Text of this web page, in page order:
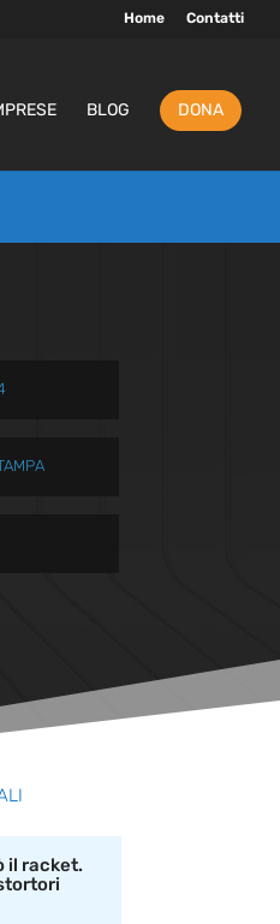
Home Contatti
BLOG DONA
il racket.